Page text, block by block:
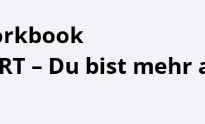
– Du bist mehr